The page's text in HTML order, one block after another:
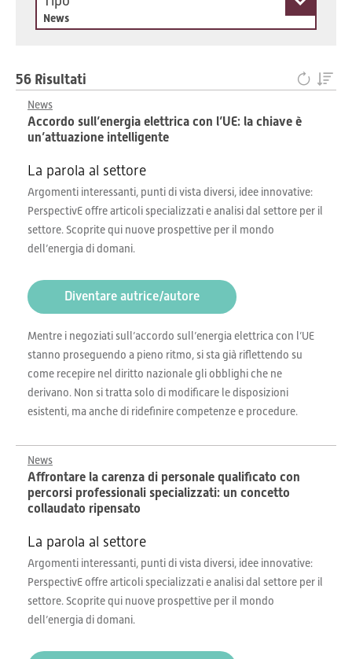
News
56 Risultati
News
Accordo sull’energia elettrica con l’UE: la chiave è
un’attuazione intelligente
La parola al settore
Argomenti interessanti, punti di vista diversi, idee innovative:
PerspectivE offre articoli specializzati e analisi dal settore per il
settore. Scoprite qui nuove prospettive per il mondo
dell’energia di domani.
Diventare autrice/autore
Mentre i negoziati sull’accordo sull’energia elettrica con l’UE
stanno proseguendo a pieno ritmo, si sta già riflettendo su
come recepire nel diritto nazionale gli obblighi che ne
derivano. Non si tratta solo di modificare le disposizioni
esistenti, ma anche di ridefinire competenze e procedure.
News
Affrontare la carenza di personale qualificato con
percorsi professionali specializzati: un concetto
collaudato ripensato
La parola al settore
Argomenti interessanti, punti di vista diversi, idee innovative:
PerspectivE offre articoli specializzati e analisi dal settore per il
settore. Scoprite qui nuove prospettive per il mondo
dell’energia di domani.